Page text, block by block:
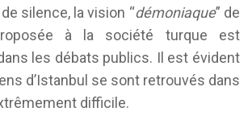
silence, la vision “démoniaque” de
à la société turque est
les débats publics. Il est évident
d’Istanbul se sont retrouvés dans
difficile.